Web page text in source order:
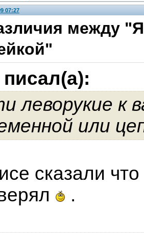
07:27
между
леворукие к
или
сказали
.
Помощники